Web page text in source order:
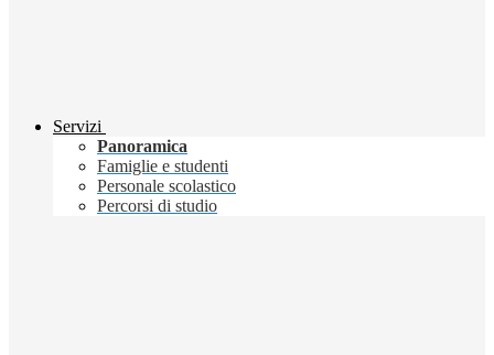
Servizi
Panoramica
Famiglie e studenti
Personale scolastico
Percorsi di studio